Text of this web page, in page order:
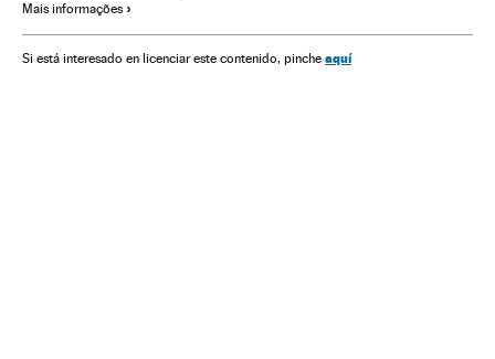
Mais informações
Si está interesado en licenciar este contenido, pinche aquí